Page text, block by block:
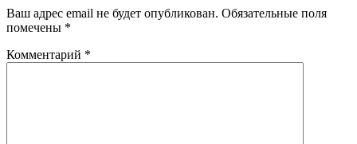
Ваш адрес email не будет опубликован. Обязательные поля
помечены *
Комментарий *